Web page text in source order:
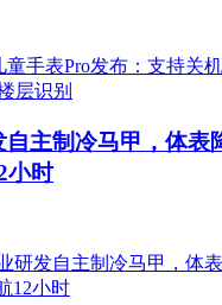
主制冷马甲，体表
小时